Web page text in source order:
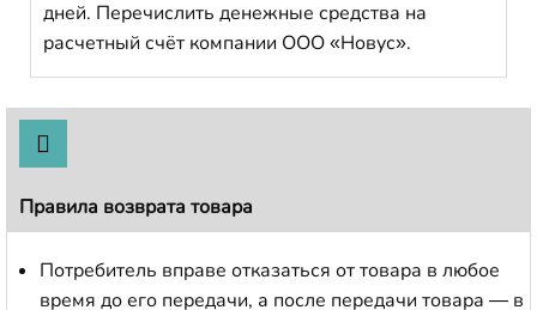
дней. Перечислить денежные средства на
расчетный счёт компании ООО «Новус».
Правила возврата товара
Потребитель вправе отказаться от товара в любое
время до его передачи, а после передачи товара — в